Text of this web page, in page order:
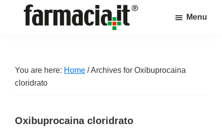
sul
mondo
online
Menu
You are here: Home /Archives for Oxibuprocaina
cloridrato
Oxibuprocaina cloridrato